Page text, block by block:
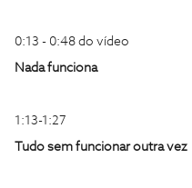
0:13 - 0:48 do vídeo
Nada funciona
1:13-1:27
Tudo sem funcionar outra vez